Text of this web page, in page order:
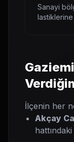
Sanayi
İlçenin her
Akçay